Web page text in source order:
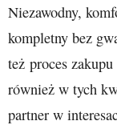
Niezawodny,
kompletny bez
też proces
również w tych
partner w